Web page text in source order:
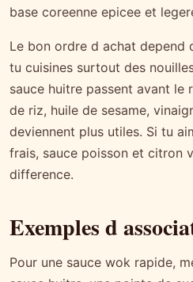
base coreenne epicee et
Le bon ordre d achat depend
tu cuisines surtout des
sauce huitre passent avant le
de riz, huile de sesame,
deviennent plus utiles. Si tu
frais, sauce poisson et citron
difference.
Exemples d
Pour une sauce wok rapide,